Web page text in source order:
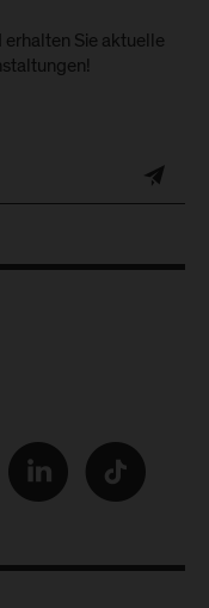
Sie aktuelle